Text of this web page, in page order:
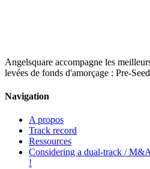
Angelsquare accompagne les
levées de fonds d'amorçage : Pre-
Navigation
A propos
Track record
Ressources
Considering a dual-track /
!